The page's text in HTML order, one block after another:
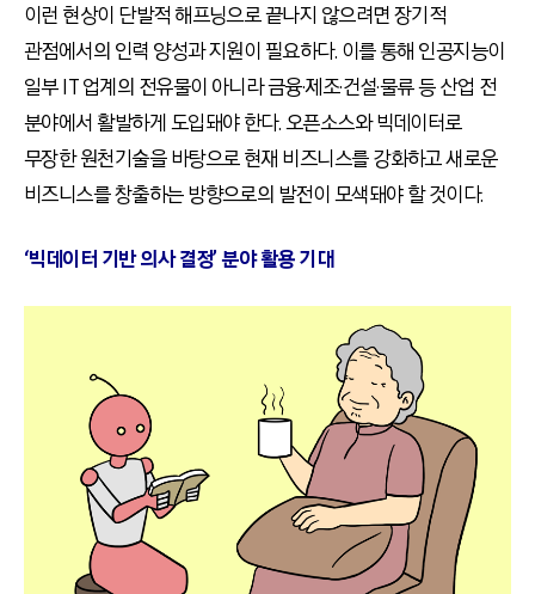
이런 현상이 단발적 해프닝으로 끝나지 않으려면 장기적
관점에서의 인력 양성과 지원이 필요하다. 이를 통해 인공지능이
일부 IT 업계의 전유물이 아니라 금융·제조·건설·물류 등 산업 전
분야에서 활발하게 도입돼야 한다. 오픈소스와 빅데이터로
무장한 원천기술을 바탕으로 현재 비즈니스를 강화하고 새로운
비즈니스를 창출하는 방향으로의 발전이 모색돼야 할 것이다.
‘빅데이터 기반 의사 결정’ 분야 활용 기대